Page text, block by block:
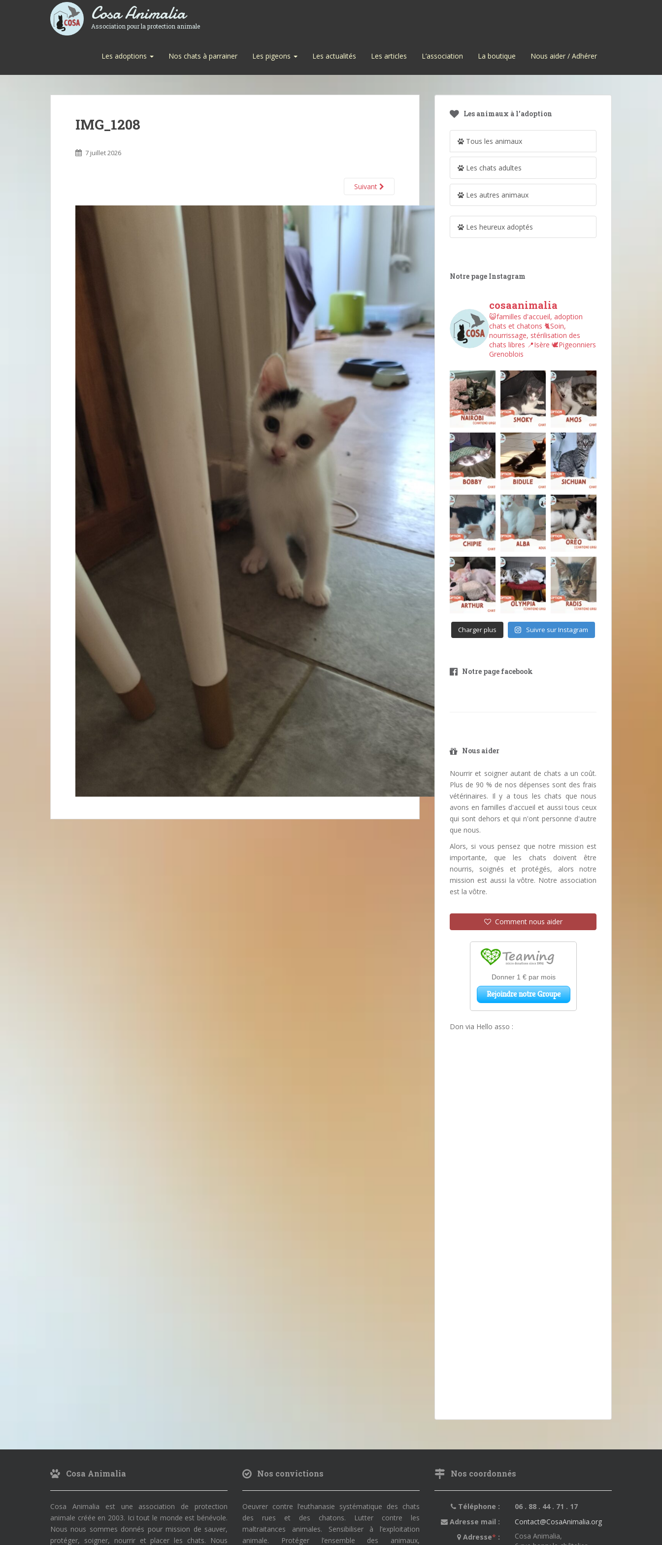
Cosa Animalia
Association pour la protection animale
Les adoptions Nos chats à parrainer Les pigeons Les actualités Les articles L’association La boutique Nous aider / Adhérer
IMG_1208
7 juillet 2026
Suivant
Les animaux à l’adoption
Tous les animaux
Les chats adultes
Les autres animaux
Les heureux adoptés
Notre page Instagram
cosaanimalia
😺familles d'accueil, adoption
chats et chatons 🐈Soin,
nourrissage, stérilisation des
chats libres 📍Isère 🕊︎Pigeonniers
Grenoblois
Charger plus Suivre sur Instagram
Notre page facebook
Nous aider
Nourrir et soigner autant de chats a un coût.
Plus de 90 % de nos dépenses sont des frais
vétérinaires. Il y a tous les chats que nous
avons en familles d'accueil et aussi tous ceux
qui sont dehors et qui n'ont personne d'autre
que nous.
Alors, si vous pensez que notre mission est
importante, que les chats doivent être
nourris, soignés et protégés, alors notre
mission est aussi la vôtre. Notre association
est la vôtre.
Comment nous aider
Don via Hello asso :
Cosa Animalia
Cosa Animalia est une association de protection
animale créée en 2003. Ici tout le monde est bénévole.
Nous nous sommes donnés pour mission de sauver,
protéger, soigner, nourrir et placer les chats. Nous
Nos convictions
Oeuvrer contre l’euthanasie systématique des chats
des rues et des chatons. Lutter contre les
maltraitances animales. Sensibiliser à l’exploitation
animale. Protéger l’ensemble des animaux,
Nos coordonnés
Téléphone :
06 . 88 . 44 . 71 . 17
Adresse mail :
Contact@CosaAnimalia.org
Adresse* :
Cosa Animalia,